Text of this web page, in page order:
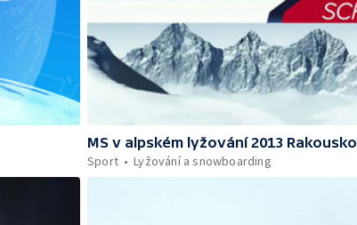
MS v alpském lyžování 2013 Rakousko
Sport
Lyžování a snowboarding